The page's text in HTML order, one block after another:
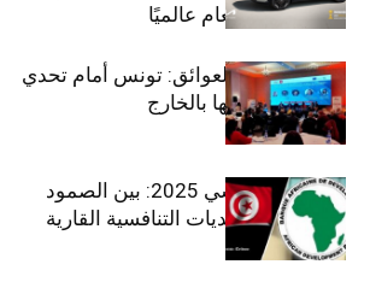
بلقب سيارة العام عالميًا
بين الطموح والعوائق: تونس أمام تحدي
استعادة كفاءاتها بالخارج
الاقتصاد التونسي 2025: بين الصمود
الاجتماعي وتحديات التنافسية القارية